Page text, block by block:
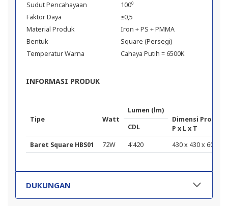
Sudut Pencahayaan
100⁰
Faktor Daya
≥0,5
Material Produk
Iron + PS + PMMA
Bentuk
Square (Persegi)
Temperatur Warna
Cahaya Putih = 6500K
INFORMASI PRODUK
Tipe Watt
Lumen (lm)
Dimensi Produk
P x L x T
CDL
Baret Square HBS01 72W 4'420 430 x 430 x 60
DUKUNGAN